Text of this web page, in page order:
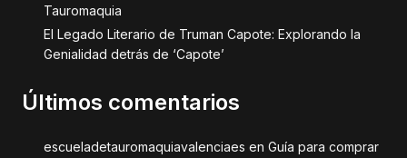
Tauromaquia
El Legado Literario de Truman Capote: Explorando la
Genialidad detrás de ‘Capote’
Últimos comentarios
escueladetauromaquiavalenciaes en Guía para comprar